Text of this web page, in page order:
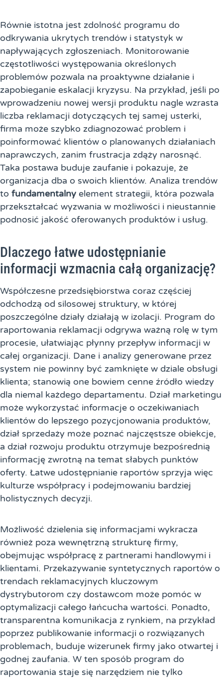
Równie istotna jest zdolność programu do
odkrywania ukrytych trendów i statystyk w
napływających zgłoszeniach. Monitorowanie
częstotliwości występowania określonych
problemów pozwala na proaktywne działanie i
zapobieganie eskalacji kryzysu. Na przykład, jeśli po
wprowadzeniu nowej wersji produktu nagle wzrasta
liczba reklamacji dotyczących tej samej usterki,
firma może szybko zdiagnozować problem i
poinformować klientów o planowanych działaniach
naprawczych, zanim frustracja zdąży narosnąć.
Taka postawa buduje zaufanie i pokazuje, że
organizacja dba o swoich klientów. Analiza trendów
to fundamentalny element strategii, która pozwala
przekształcać wyzwania w możliwości i nieustannie
podnosić jakość oferowanych produktów i usług.
Dlaczego łatwe udostępnianie
informacji wzmacnia całą organizację?
Współczesne przedsiębiorstwa coraz częściej
odchodzą od silosowej struktury, w której
poszczególne działy działają w izolacji. Program do
raportowania reklamacji odgrywa ważną rolę w tym
procesie, ułatwiając płynny przepływ informacji w
całej organizacji. Dane i analizy generowane przez
system nie powinny być zamknięte w dziale obsługi
klienta; stanowią one bowiem cenne źródło wiedzy
dla niemal każdego departamentu. Dział marketingu
może wykorzystać informacje o oczekiwaniach
klientów do lepszego pozycjonowania produktów,
dział sprzedaży może poznać najczęstsze obiekcje,
a dział rozwoju produktu otrzymuje bezpośrednią
informację zwrotną na temat słabych punktów
oferty. Łatwe udostępnianie raportów sprzyja więc
kulturze współpracy i podejmowaniu bardziej
holistycznych decyzji.
Możliwość dzielenia się informacjami wykracza
również poza wewnętrzną strukturę firmy,
obejmując współpracę z partnerami handlowymi i
klientami. Przekazywanie syntetycznych raportów o
trendach reklamacyjnych kluczowym
dystrybutorom czy dostawcom może pomóc w
optymalizacji całego łańcucha wartości. Ponadto,
transparentna komunikacja z rynkiem, na przykład
poprzez publikowanie informacji o rozwiązanych
problemach, buduje wizerunek firmy jako otwartej i
godnej zaufania. W ten sposób program do
raportowania staje się narzędziem nie tylko